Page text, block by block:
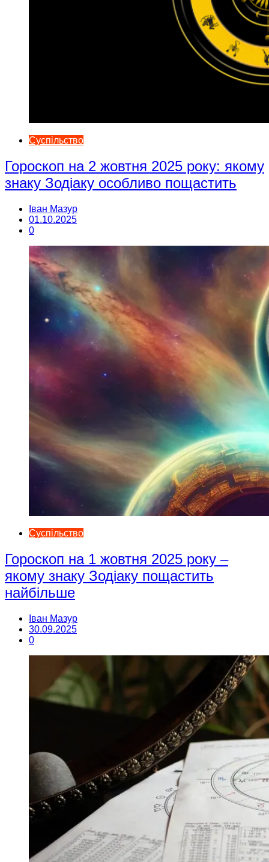
Суспільство
Гороскоп на 2 жовтня 2025 року: якому
знаку Зодіаку особливо пощастить
Іван Мазур
01.10.2025
0
Суспільство
Гороскоп на 1 жовтня 2025 року –
якому знаку Зодіаку пощастить
найбільше
Іван Мазур
30.09.2025
0